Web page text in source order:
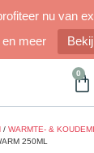
nu van
meer
0
/ WARMTE- &
250ML